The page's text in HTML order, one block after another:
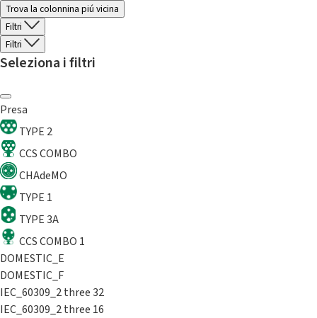
Trova la colonnina piú vicina
Filtri
Filtri
Seleziona i filtri
Presa
TYPE 2
CCS COMBO
CHAdeMO
TYPE 1
TYPE 3A
CCS COMBO 1
DOMESTIC_E
DOMESTIC_F
IEC_60309_2 three 32
IEC_60309_2 three 16